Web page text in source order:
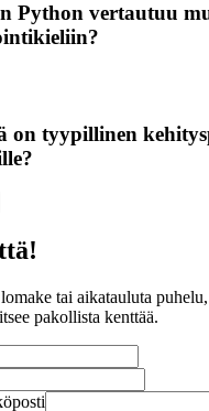
Python vertautuu
on tyypillinen
tai aikatauluta
pakollista kenttää.